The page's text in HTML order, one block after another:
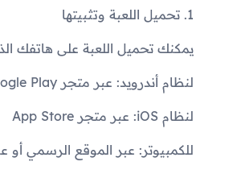
1. تحميل اللعبة وتثبيتها
يمكنك تحميل اللعبة على هاتفك
لنظام أندرويد: عبر متجر Google Play
لنظام iOS: عبر متجر App Store
للكمبيوتر: عبر الموقع الرسمي أو